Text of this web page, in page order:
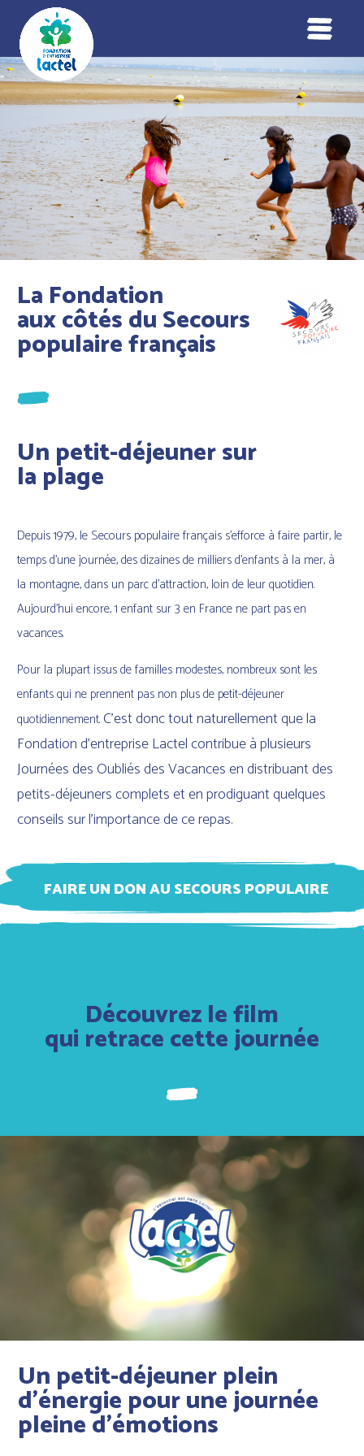
La Fondation
aux côtés du Secours
populaire français
Un petit-déjeuner sur
la plage
Depuis 1979, le Secours populaire français s’efforce à faire partir, le
temps d’une journée, des dizaines de milliers d’enfants à la mer, à
la montagne, dans un parc d’attraction, loin de leur quotidien.
Aujourd’hui encore, 1 enfant sur 3 en France ne part pas en
vacances.
Pour la plupart issus de familles modestes, nombreux sont les
enfants qui ne prennent pas non plus de petit-déjeuner
quotidiennement.C’est donc tout naturellement que la
Fondation d’entreprise Lactel contribue à plusieurs
Journées des Oubliés des Vacances en distribuant des
petits-déjeuners complets et en prodiguant quelques
conseils sur l’importance de ce repas.
FAIRE UN DON AU SECOURS POPULAIRE
Découvrez le film
qui retrace cette journée
Un petit-déjeuner plein
d’énergie pour une journée
pleine d’émotions